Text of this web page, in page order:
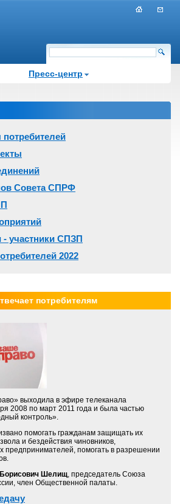
Пресс-центр
Совета СПРФ
- участники СПЗП
2022
потребителям
выходила в эфире телеканала
2008 по март 2011 года и была частью
контроль».
помогать гражданам защищать их
и бездействия чиновников,
предпринимателей, помогать в разрешении
Шелищ, председатель Союза
член Общественной палаты.